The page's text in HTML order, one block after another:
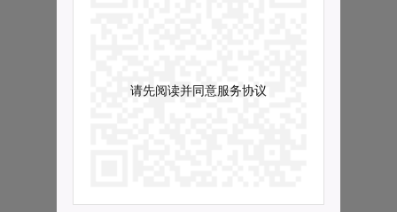
请先阅读并同意服务协议